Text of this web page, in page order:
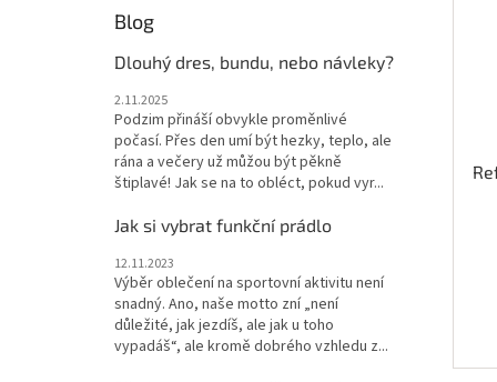
Blog
Dlouhý dres, bundu, nebo návleky?
2.11.2025
Podzim přináší obvykle proměnlivé
počasí. Přes den umí být hezky, teplo, ale
rána a večery už můžou být pěkně
štiplavé! Jak se na to obléct, pokud vyr...
Jak si vybrat funkční prádlo
12.11.2023
Výběr oblečení na sportovní aktivitu není
snadný. Ano, naše motto zní „není
důležité, jak jezdíš, ale jak u toho
vypadáš“, ale kromě dobrého vzhledu z...